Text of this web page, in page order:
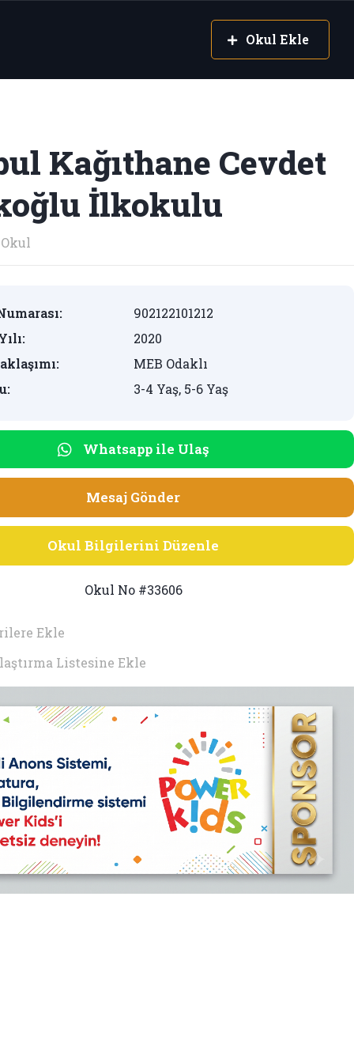
Okul Ekle
Kağıthane Cevdet
İlkokulu
Okul
902122101212
2020
MEB Odaklı
3-4 Yaş, 5-6 Yaş
Whatsapp ile Ulaş
Mesaj Gönder
Okul Bilgilerini Düzenle
Okul No #33606
Ekle
Listesine Ekle